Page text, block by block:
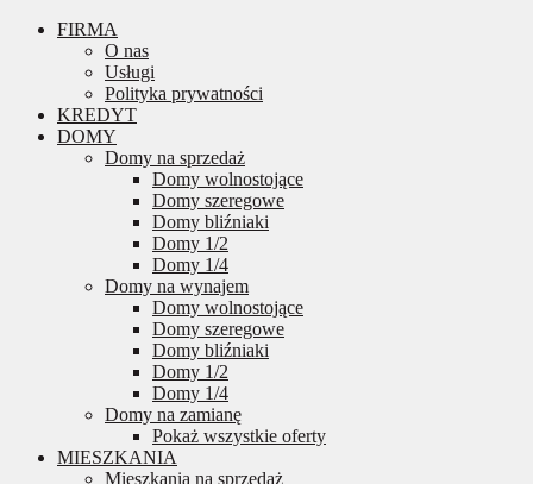
FIRMA
O nas
Usługi
Polityka prywatności
KREDYT
DOMY
Domy na sprzedaż
Domy wolnostojące
Domy szeregowe
Domy bliźniaki
Domy 1/2
Domy 1/4
Domy na wynajem
Domy wolnostojące
Domy szeregowe
Domy bliźniaki
Domy 1/2
Domy 1/4
Domy na zamianę
Pokaż wszystkie oferty
MIESZKANIA
Mieszkania na sprzedaż